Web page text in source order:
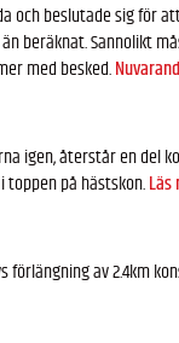
och beslutade sig för
beräknat. Sannolikt
med besked.
igen, återstår en del
toppen på hästskon.Läs
förlängning av 2.4km